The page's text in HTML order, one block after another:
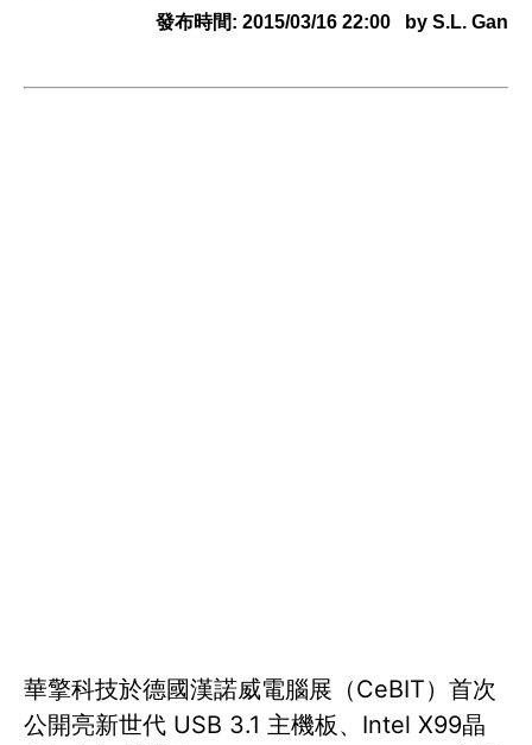
發布時間: 2015/03/16 22:00 by S.L. Gan
華擎科技於德國漢諾威電腦展（CeBIT）首次
公開亮新世代 USB 3.1 主機板、Intel X99晶